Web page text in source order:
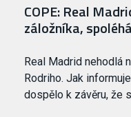
COPE: Real
záložníka,
Real Madrid nehodlá
Rodriho. Jak
dospělo k závěru, že